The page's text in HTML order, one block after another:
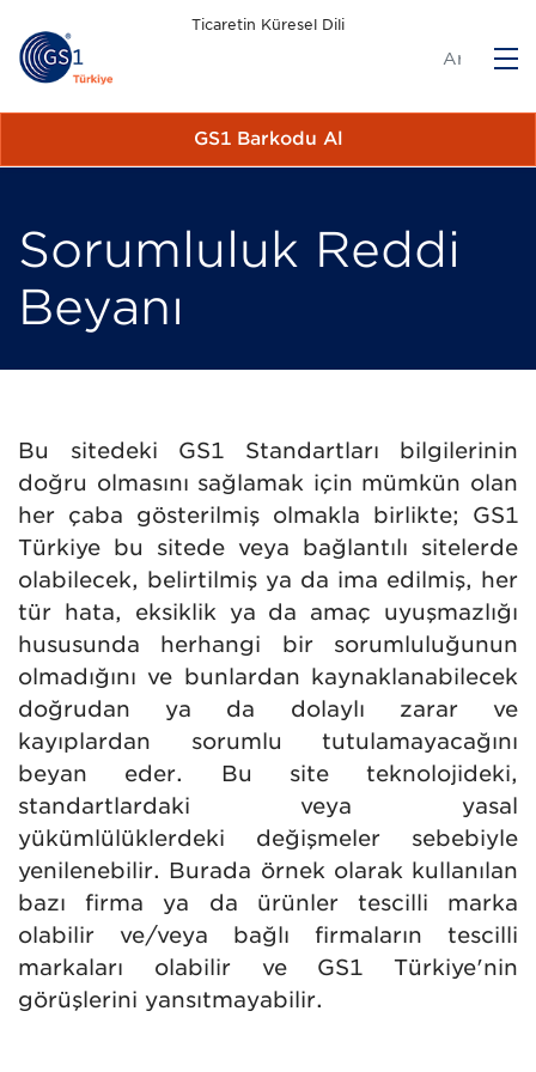
Ticaretin Küresel Dili
GS1 Barkodu Al
Sorumluluk Reddi
Beyanı
Bu sitedeki GS1 Standartları bilgilerinin
doğru olmasını sağlamak için mümkün olan
her çaba gösterilmiş olmakla birlikte; GS1
Türkiye bu sitede veya bağlantılı sitelerde
olabilecek, belirtilmiş ya da ima edilmiş, her
tür hata, eksiklik ya da amaç uyuşmazlığı
hususunda herhangi bir sorumluluğunun
olmadığını ve bunlardan kaynaklanabilecek
doğrudan ya da dolaylı zarar ve
kayıplardan sorumlu tutulamayacağını
beyan eder. Bu site teknolojideki,
standartlardaki veya yasal
yükümlülüklerdeki değişmeler sebebiyle
yenilenebilir. Burada örnek olarak kullanılan
bazı firma ya da ürünler tescilli marka
olabilir ve/veya bağlı firmaların tescilli
markaları olabilir ve GS1 Türkiye'nin
görüşlerini yansıtmayabilir.